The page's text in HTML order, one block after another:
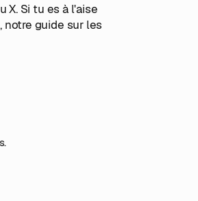
X. Si tu es à l'aise
notre guide sur les